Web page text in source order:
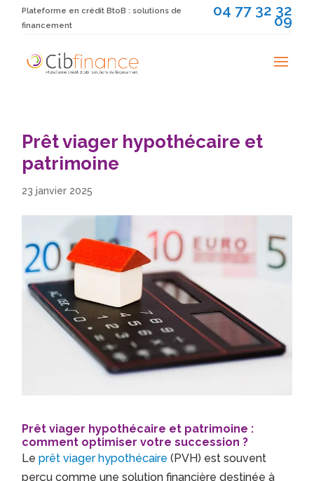
Plateforme en crédit BtoB : solutions de
financement
04 77 32 32
09
Prêt viager hypothécaire et
patrimoine
23 janvier 2025
Prêt viager hypothécaire et patrimoine :
comment optimiser votre succession ?
Leprêt viager hypothécaire (PVH) est souvent
perçu comme une solution financière destinée à